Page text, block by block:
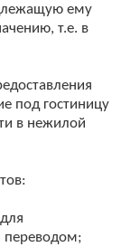
ему
т.е. в
под гостиницу
в нежилой
переводом;